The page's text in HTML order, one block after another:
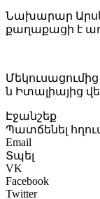
Նախարար
քաղաքացի է
Մեկուսացումից
ն Իտալիայից
Էջանշեք
Պատճենել
Email
Տպել
VK
Facebook
Twitter